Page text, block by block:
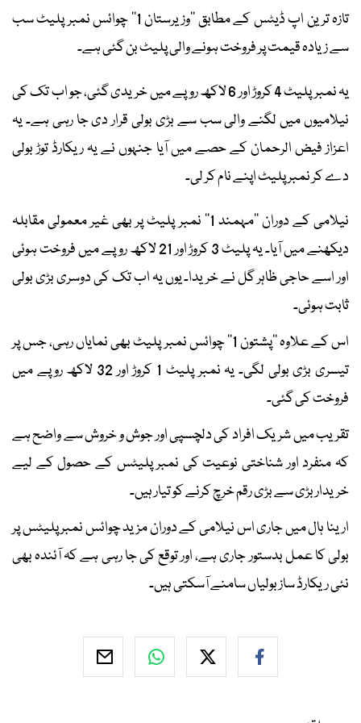
تازہ ترین اپ ڈیٹس کے مطابق ’’وزیرستان 1‘‘ چوائس نمبر پلیٹ سب
سے زیادہ قیمت پر فروخت ہونے والی پلیٹ بن گئی ہے۔
یہ نمبر پلیٹ 4 کروڑ اور 6 لاکھ روپے میں خریدی گئی، جو اب تک کی
نیلامیوں میں لگنے والی سب سے بڑی بولی قرار دی جا رہی ہے۔ یہ
اعزاز فیض الرحمان کے حصے میں آیا جنہوں نے یہ ریکارڈ توڑ بولی
دے کر نمبر پلیٹ اپنے نام کر لی۔
نیلامی کے دوران ’’مہمند 1‘‘ نمبر پلیٹ پر بھی غیر معمولی مقابلہ
دیکھنے میں آیا۔ یہ پلیٹ 3 کروڑ اور 21 لاکھ روپے میں فروخت ہوئی
اور اسے حاجی ظاہر گل نے خریدا۔ یوں یہ اب تک کی دوسری بڑی بولی
ثابت ہوئی۔
اس کے علاوہ ’’پشتون 1‘‘ چوائس نمبر پلیٹ بھی نمایاں رہی، جس پر
تیسری بڑی بولی لگی۔ یہ نمبر پلیٹ 1 کروڑ اور 32 لاکھ روپے میں
فروخت کی گئی۔
تقریب میں شریک افراد کی دلچسپی اور جوش و خروش سے واضح ہے
کہ منفرد اور شناختی نوعیت کی نمبر پلیٹس کے حصول کے لیے
خریدار بڑی سے بڑی رقم خرچ کرنے کو تیار ہیں۔
ارینا ہال میں جاری اس نیلامی کے دوران مزید چوائس نمبر پلیٹس پر
بولی کا عمل بدستور جاری ہے، اور توقع کی جا رہی ہے کہ آئندہ بھی
نئی ریکارڈ ساز بولیاں سامنے آسکتی ہیں۔